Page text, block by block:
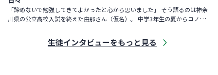
「諦めないで勉強してきてよかったと心から思いました」 そう語るのは神奈
川県の公立高校入試を終えた由那さん（仮名）。 中学3年生の夏からコノ塾
生徒インタビューをもっと見る